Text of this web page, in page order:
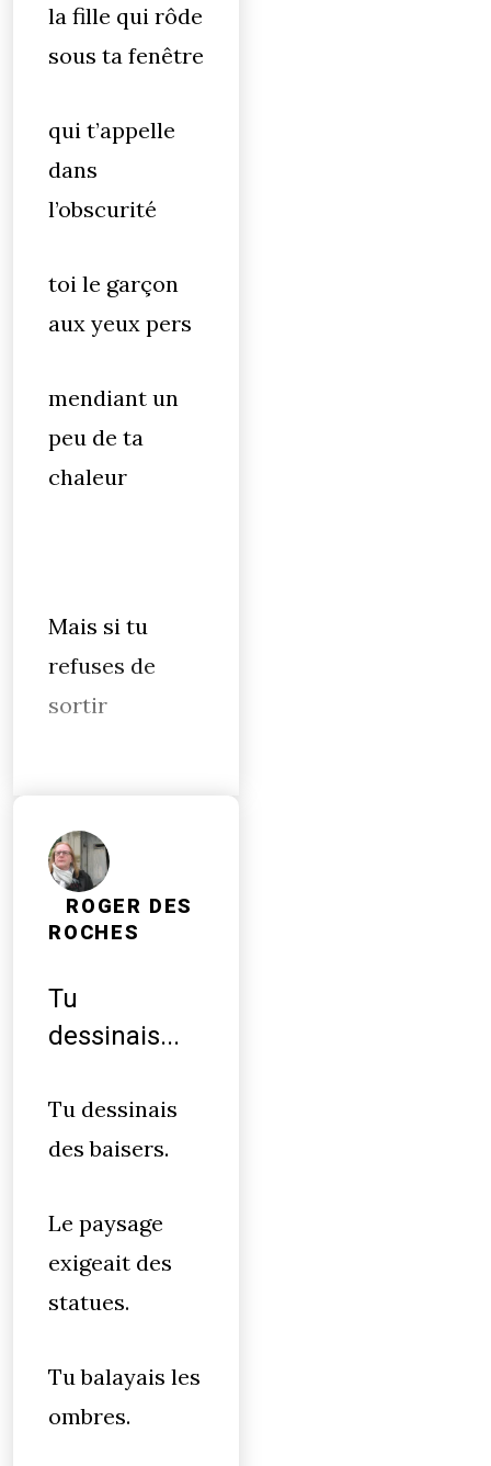
la fille qui rôde
sous ta fenêtre
qui t’appelle
dans
l’obscurité
toi le garçon
aux yeux pers
mendiant un
peu de ta
chaleur
Mais si tu
refuses de
sortir
ROGER DES
ROCHES
Tu
dessinais...
Tu dessinais
des baisers.
Le paysage
exigeait des
statues.
Tu balayais les
ombres.